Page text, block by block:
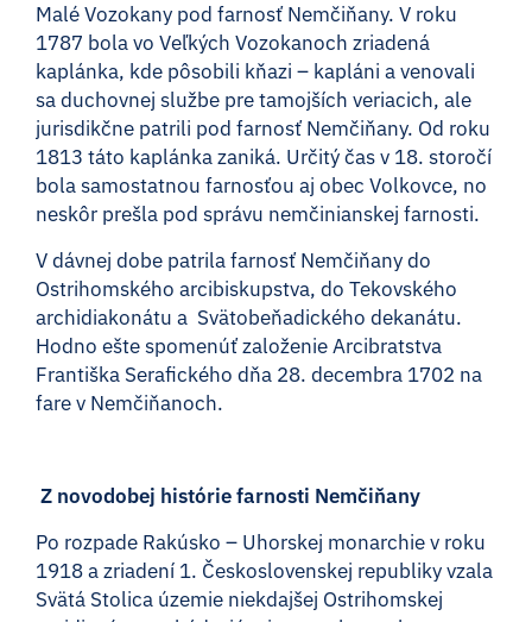
Malé Vozokany pod farnosť Nemčiňany. V roku
1787 bola vo Veľkých Vozokanoch zriadená
kaplánka, kde pôsobili kňazi – kapláni a venovali
sa duchovnej službe pre tamojších veriacich, ale
jurisdikčne patrili pod farnosť Nemčiňany. Od roku
1813 táto kaplánka zaniká. Určitý čas v 18. storočí
bola samostatnou farnosťou aj obec Volkovce, no
neskôr prešla pod správu nemčinianskej farnosti.
V dávnej dobe patrila farnosť Nemčiňany do
Ostrihomského arcibiskupstva, do Tekovského
archidiakonátu a Svätobeňadického dekanátu.
Hodno ešte spomenúť založenie Arcibratstva
Františka Serafického dňa 28. decembra 1702 na
fare v Nemčiňanoch.
Z novodobej histórie farnosti Nemčiňany
Po rozpade Rakúsko – Uhorskej monarchie v roku
1918 a zriadení 1. Československej republiky vzala
Svätá Stolica územie niekdajšej Ostrihomskej